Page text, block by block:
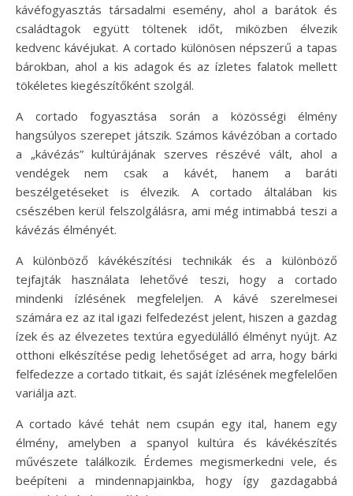
kávéfogyasztás társadalmi esemény, ahol a barátok és
családtagok együtt töltenek időt, miközben élvezik
kedvenc kávéjukat. A cortado különösen népszerű a tapas
bárokban, ahol a kis adagok és az ízletes falatok mellett
tökéletes kiegészítőként szolgál.
A cortado fogyasztása során a közösségi élmény
hangsúlyos szerepet játszik. Számos kávézóban a cortado
a „kávézás” kultúrájának szerves részévé vált, ahol a
vendégek nem csak a kávét, hanem a baráti
beszélgetéseket is élvezik. A cortado általában kis
csészében kerül felszolgálásra, ami még intimabbá teszi a
kávézás élményét.
A különböző kávékészítési technikák és a különböző
tejfajták használata lehetővé teszi, hogy a cortado
mindenki ízlésének megfeleljen. A kávé szerelmesei
számára ez az ital igazi felfedezést jelent, hiszen a gazdag
ízek és az élvezetes textúra egyedülálló élményt nyújt. Az
otthoni elkészítése pedig lehetőséget ad arra, hogy bárki
felfedezze a cortado titkait, és saját ízlésének megfelelően
variálja azt.
A cortado kávé tehát nem csupán egy ital, hanem egy
élmény, amelyben a spanyol kultúra és kávékészítés
művészete találkozik. Érdemes megismerkedni vele, és
beépíteni a mindennapjainkba, hogy így gazdagabbá